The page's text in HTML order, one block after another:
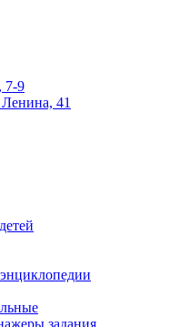
7-9
41